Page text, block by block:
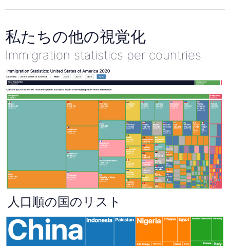
私たちの他の視覚化
Immigration statistics per countries
人口順の国のリスト